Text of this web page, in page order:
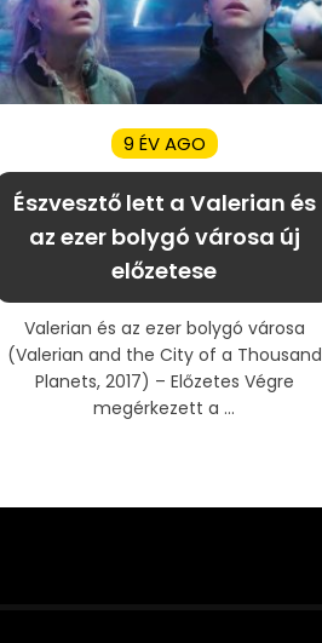
9 ÉV AGO
Észvesztő lett a Valerian és
az ezer bolygó városa új
előzetese
Valerian és az ezer bolygó városa
(Valerian and the City of a Thousand
Planets, 2017) – Előzetes Végre
megérkezett a ...